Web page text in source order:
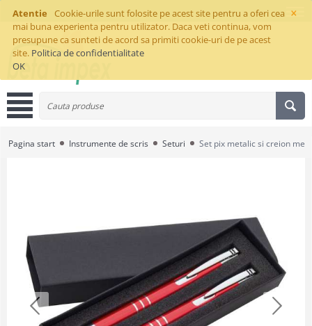
×
Atentie
Cookie-urile sunt folosite pe acest site pentru a oferi cea
mai buna experienta pentru utilizator. Daca veti continua, vom
presupune ca sunteti de acord sa primiti cookie-uri de pe acest
site. Politica de confidentialitate
OK
Pagina start Instrumente de scris Seturi Set pix metalic si creion